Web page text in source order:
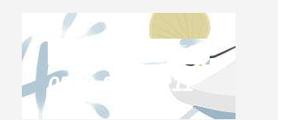
联系凯发天生赢家
0516-87732211